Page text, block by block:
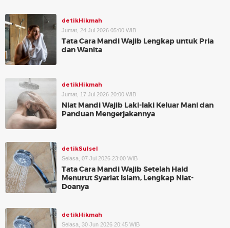
detikHikmah
Jumat, 24 Jul 2026 05:00 WIB
Tata Cara Mandi Wajib Lengkap untuk Pria
dan Wanita
detikHikmah
Jumat, 17 Jul 2026 20:00 WIB
Niat Mandi Wajib Laki-laki Keluar Mani dan
Panduan Mengerjakannya
detikSulsel
Selasa, 07 Jul 2026 23:00 WIB
Tata Cara Mandi Wajib Setelah Haid
Menurut Syariat Islam, Lengkap Niat-
Doanya
detikHikmah
Selasa, 30 Jun 2026 20:45 WIB